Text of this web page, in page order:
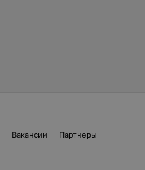
Вакансии
Партнеры